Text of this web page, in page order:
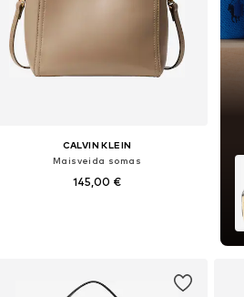
CALVIN KLEIN
Maisveida somas
145,00 €